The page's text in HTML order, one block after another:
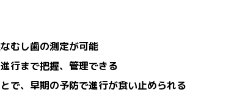
むし歯の測定が可能
行まで把握、管理できる
で、早期の予防で進行が食い止められる